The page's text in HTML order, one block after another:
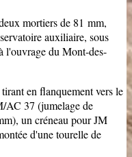
mortiers de 81 mm,
auxiliaire, sous
l'ouvrage du Mont-des-
en flanquement vers le
AC 37 (jumelage de
un créneau pour JM
d'une tourelle de